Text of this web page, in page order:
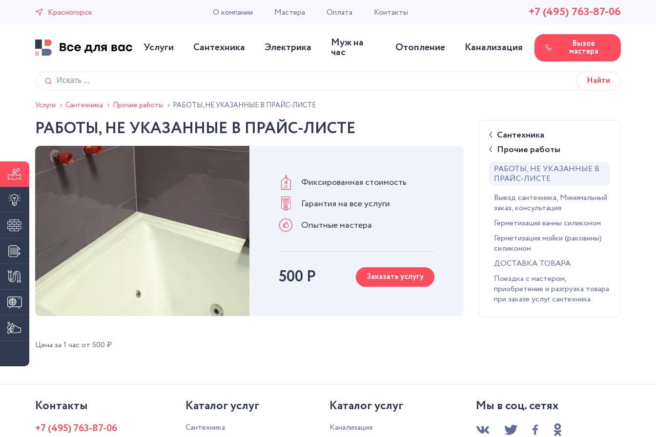
Красногорск О компании Мастера Оплата Контакты +7 (495) 763-87-06
Услуги Сантехника Электрика Муж на
час Отопление Канализация Вызов
мастера
Услуги › Сантехника › Прочие работы › РАБОТЫ, НЕ УКАЗАННЫЕ В ПРАЙС-ЛИСТЕ
РАБОТЫ, НЕ УКАЗАННЫЕ В ПРАЙС-ЛИСТЕ
Фиксированная стоимость
Гарантия на все услуги
Опытные мастера
500 Р Заказать услугу
Цена за 1 час от 500 ₽
Сантехника
Прочие работы
РАБОТЫ, НЕ УКАЗАННЫЕ В
ПРАЙС-ЛИСТЕ
Выезд сантехника, Минимальный
заказ, консультация
Герметизация ванны силиконом
Герметизация мойки (раковины)
силиконом
ДОСТАВКА ТОВАРА
Поездка с мастером,
приобретение и разгрузка товара
при заказе услуг сантехника
Контакты
+7 (495) 763-87-06
Каталог услуг
Сантехника
Каталог услуг
Канализация
Мы в соц. сетях